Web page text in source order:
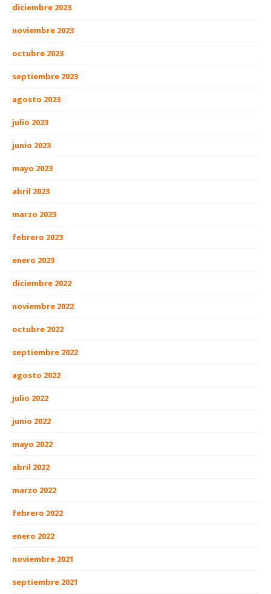
diciembre 2023
noviembre 2023
octubre 2023
septiembre 2023
agosto 2023
julio 2023
junio 2023
mayo 2023
abril 2023
marzo 2023
febrero 2023
enero 2023
diciembre 2022
noviembre 2022
octubre 2022
septiembre 2022
agosto 2022
julio 2022
junio 2022
mayo 2022
abril 2022
marzo 2022
febrero 2022
enero 2022
noviembre 2021
septiembre 2021